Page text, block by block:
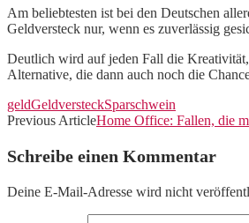
Am beliebtesten ist bei den Deutschen
Geldversteck nur, wenn es zuverlässig
Deutlich wird auf jeden Fall die
Alternative, die dann auch noch die
geldGeldversteckSparschwein
Previous ArticleHome Office: Fallen, die
Schreibe einen Kommentar
Deine E-Mail-Adresse wird nicht